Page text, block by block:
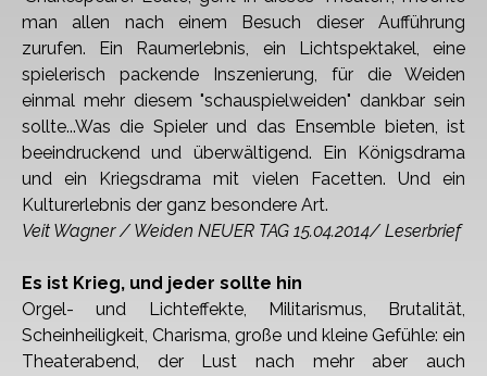
man allen nach einem Besuch dieser Aufführung
zurufen. Ein Raumerlebnis, ein Lichtspektakel, eine
spielerisch packende
Inszenierung, für die Weiden
einmal mehr diesem "schauspielweiden" dankbar sein
sollte...Was die Spieler und das Ensemble bieten, ist
beeindruckend und überwältigend.
Ein Königsdrama
und ein Kriegsdrama mit vielen Facetten. Und ein
Kulturerlebnis der ganz besondere Art.
Veit Wagner / Weiden NEUER TAG 15.04.2014/ Leserbrief
Es ist Krieg, und jeder sollte hin
Orgel- und Lichteffekte, Militarismus, Brutalität,
Scheinheiligkeit, Charisma, große und kleine Gefühle: ein
Theaterabend, der Lust nach mehr aber auch